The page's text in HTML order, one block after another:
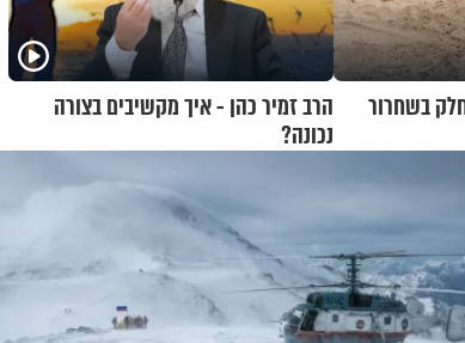
בשחרור
הרב זמיר כהן - איך מקשיבים בצורה
נכונה?